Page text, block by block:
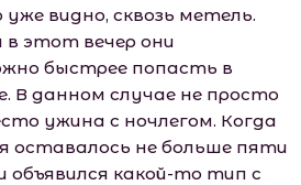
видно, сквозь метель.
в этот вечер они
быстрее попасть в
В данном случае не просто
ужина с ночлегом. Когда
оставалось не больше пяти
объявился какой-то тип с